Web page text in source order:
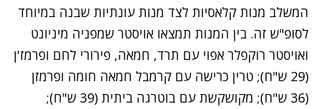
המשלב מנות קלאסיות לצד מנות עונתיות שבנה במיוחד
לסופ"ש זה. בין המנות תמצאו אויסטר שמפניה מיניונט
ואויסטר רוקפלר אפוי עם תרד, חמאה, פירורי לחם ופרמז'ן
(29 ש"ח); טרין כרישה עם קרמבל חמאה חומה ופרמזן
(36 ש"ח); מקושקשת עם בוטרגה ביתית (39 ש"ח);